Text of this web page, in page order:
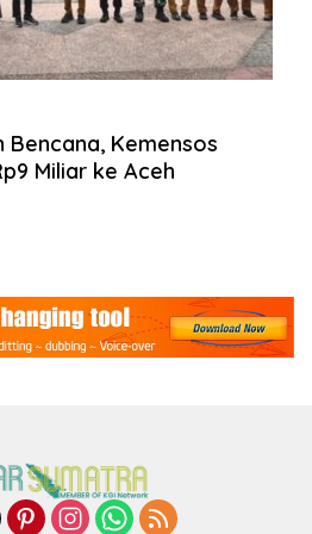
Bencana, Kemensos
Miliar ke Aceh